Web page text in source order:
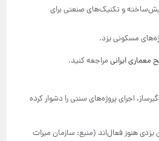
و تکنیک‌های صنعتی برای
مسکونی یزد.
معماری ایرانی مراجعه کنید.
اجرای پروژه‌های سنتی را دشوار کرده
یزدی هنوز فعال‌اند (منبع: سازمان میراث